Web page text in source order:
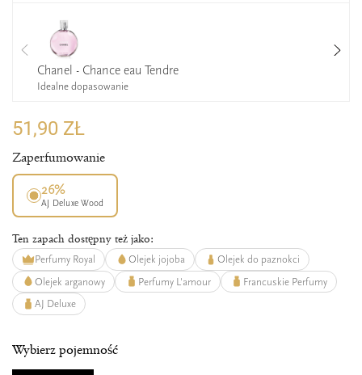
Chanel - Chance eau Tendre
Idealne dopasowanie
51,90 ZŁ
Zaperfumowanie
26%
AJ Deluxe Wood
Ten zapach dostępny też jako:
Perfumy Royal Olejek jojoba
Olejek do paznokci
Olejek arganowy
Perfumy L'amour
Francuskie Perfumy
AJ Deluxe
Wybierz pojemność